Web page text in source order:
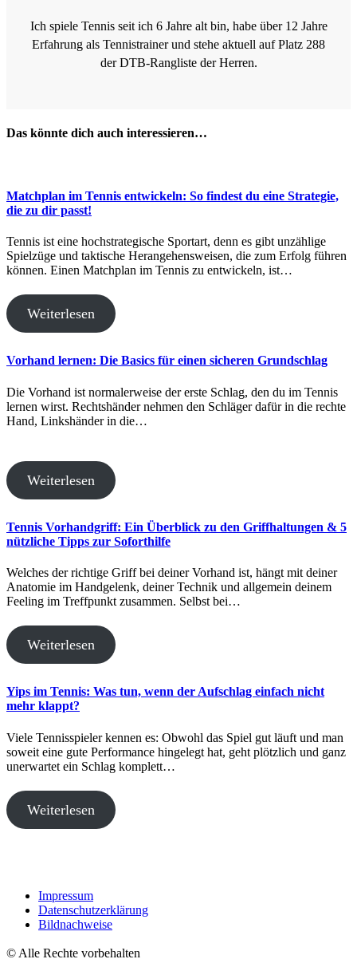
Ich spiele Tennis seit ich 6 Jahre alt bin, habe über 12 Jahre
Erfahrung als Tennistrainer und stehe aktuell auf Platz 288
der DTB-Rangliste der Herren.
Das könnte dich auch interessieren…
Matchplan im Tennis entwickeln: So findest du eine Strategie,
die zu dir passt!
Tennis ist eine hochstrategische Sportart, denn es gibt unzählige
Spielzüge und taktische Herangehensweisen, die zum Erfolg führen
können. Einen Matchplan im Tennis zu entwickeln, ist…
Weiterlesen
Vorhand lernen: Die Basics für einen sicheren Grundschlag
Die Vorhand ist normalerweise der erste Schlag, den du im Tennis
lernen wirst. Rechtshänder nehmen den Schläger dafür in die rechte
Hand, Linkshänder in die…
Weiterlesen
Tennis Vorhandgriff: Ein Überblick zu den Griffhaltungen & 5
nützliche Tipps zur Soforthilfe
Welches der richtige Griff bei deiner Vorhand ist, hängt mit deiner
Anatomie im Handgelenk, deiner Technik und allgemein deinem
Feeling im Treffpunkt zusammen. Selbst bei…
Weiterlesen
Yips im Tennis: Was tun, wenn der Aufschlag einfach nicht
mehr klappt?
Viele Tennisspieler kennen es: Obwohl das Spiel gut läuft und man
soweit eine gute Performance hingelegt hat, geht plötzlich und ganz
unerwartet ein Schlag komplett…
Weiterlesen
Impressum
Datenschutzerklärung
Bildnachweise
© Alle Rechte vorbehalten